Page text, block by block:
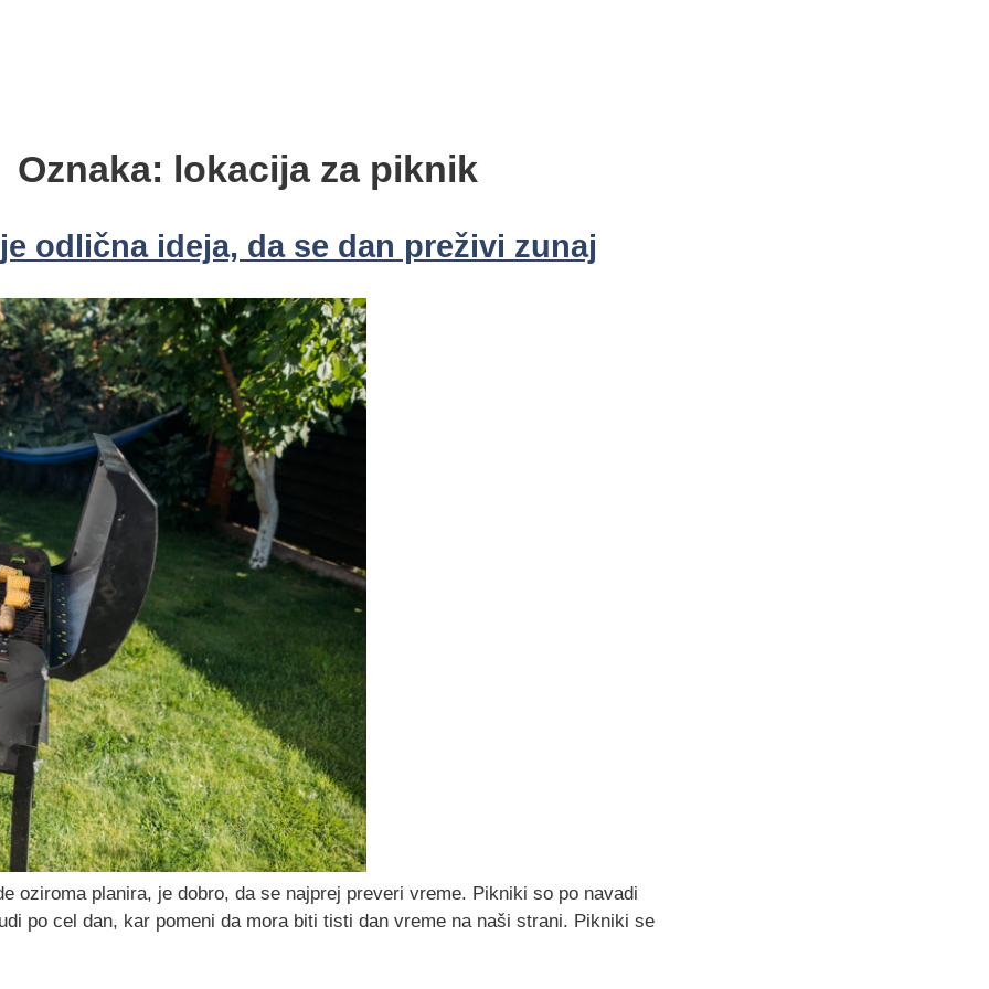
Oznaka: lokacija za piknik
odlična ideja, da se dan preživi zunaj
oziroma planira, je dobro, da se najprej preveri vreme. Pikniki so po navadi
po cel dan, kar pomeni da mora biti tisti dan vreme na naši strani. Pikniki se